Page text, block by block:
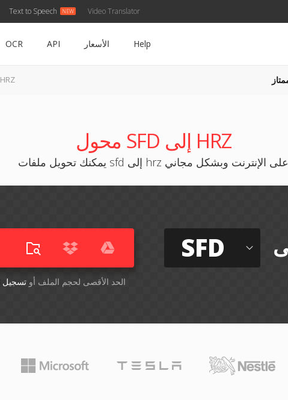
Text to Speech Video Translator
OCR API الأسعار Help
SFD إلى HRZ
محول SFD إلى HRZ
يمكنك تحويل ملفات sfd إلى hrz على الإنترنت وبشكل مجاني
أسقِط الملفات هنا. 1 GB الحد الأقصى لحجم الملف أوتسجيل
SFD